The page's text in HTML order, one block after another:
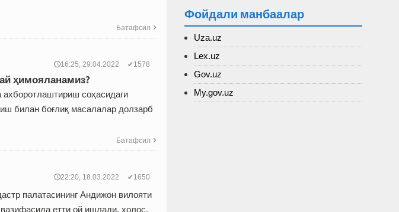
Батафсил 
🕔16:25, 29.04.2022 ✔1578
ҳимояланамиз?
соҳасидаги
билан боғлиқ масалалар долзарб
Батафсил 
🕔22:20, 18.03.2022 ✔1650
палатасининг Андижон вилояти
етти ой ишлади, холос.
Фойдали манбаалар
Uza.uz
Lex.uz
Gov.uz
My.gov.uz